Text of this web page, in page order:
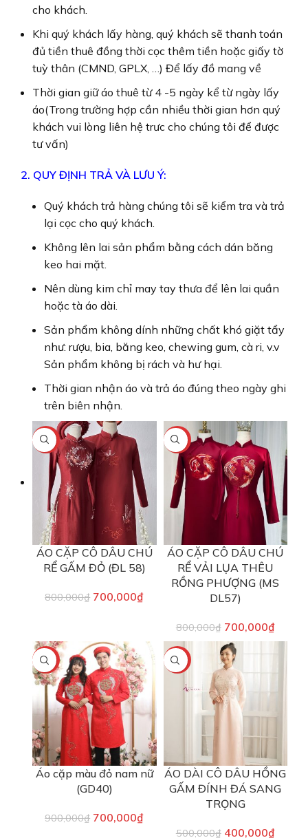
cho khách.
Khi quý khách lấy hàng, quý khách sẽ thanh toán
đủ tiền thuê đồng thời cọc thêm tiền hoặc giấy tờ
tuỳ thân (CMND, GPLX, …) Để lấy đồ mang về
Thời gian giữ áo thuê từ 4 -5 ngày kể từ ngày lấy
áo(Trong trường hợp cần nhiều thời gian hơn quý
khách vui lòng liên hệ trưc cho chúng tôi để được
tư vấn)
2. QUY ĐỊNH TRẢ VÀ LƯU Ý:
Quý khách trả hàng chúng tôi sẽ kiểm tra và trả
lại cọc cho quý khách.
Không lên lai sản phẩm bằng cách dán băng
keo hai mặt.
Nên dùng kim chỉ may tay thưa để lên lai quần
hoặc tà áo dài.
Sản phẩm không dính những chất khó giặt tẩy
như: rượu, bia, băng keo, chewing gum, cà ri, v.v
Sản phẩm không bị rách và hư hại.
Thời gian nhận áo và trả áo đúng theo ngày ghi
trên biên nhận.
-13%
ÁO CẶP CÔ DÂU CHÚ
RỂ GẤM ĐỎ (ĐL 58)
800,000₫ 700,000₫
-13%
ÁO CẶP CÔ DÂU CHÚ
RỂ VẢI LỤA THÊU
RỒNG PHƯỢNG (MS
DL57)
800,000₫ 700,000₫
-22%
Áo cặp màu đỏ nam nữ
(GD40)
900,000₫ 700,000₫
-20%
ÁO DÀI CÔ DÂU HỒNG
GẤM ĐÍNH ĐÁ SANG
TRỌNG
500,000₫ 400,000₫